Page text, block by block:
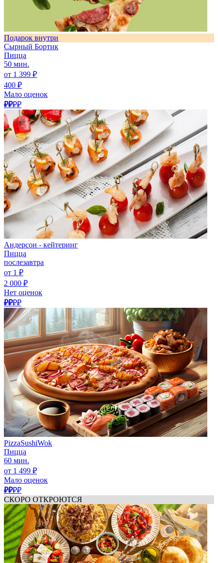
Подарок внутри
Сырный Бортик
Пицца
50 мин.
от 1 399 ₽
400 ₽
Мало оценок
₽₽₽₽
Андерсон - кейтеринг
Пицца
послезавтра
от 1 ₽
2 000 ₽
Нет оценок
₽₽₽₽
PizzaSushiWok
Пицца
60 мин.
от 1 499 ₽
Мало оценок
₽₽₽₽
СКОРО ОТКРОЮТСЯ